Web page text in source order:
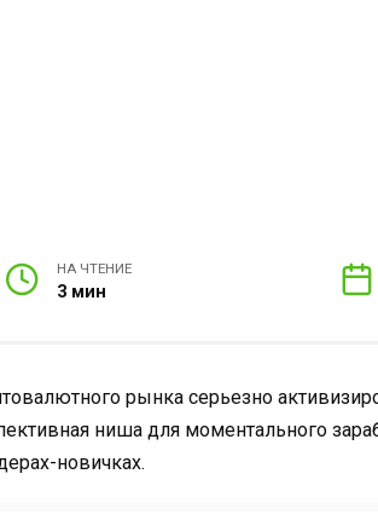
НА ЧТЕНИЕ
3 мин
рынка серьезно
ниша для моментального
новичках.